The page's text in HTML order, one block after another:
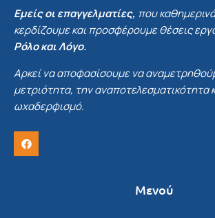
Εμείς οι επαγγελματίες, που
κερδίζουμε και προσφέρουμε θέσεις
Ρόλο και Λόγο.
Αρκεί να αποφασίσουμε να
μετριότητα, την αναποτελεσματικότητα
ωχαδερφισμό.
Μενού